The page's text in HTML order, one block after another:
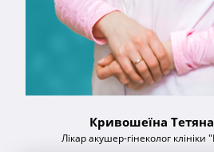
Кривошеїна
Лікар акушер-гінеколог